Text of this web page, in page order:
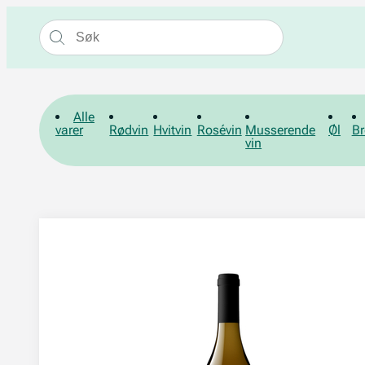
Alle
varer
Rødvin Hvitvin Rosévin Musserende
vin
Øl